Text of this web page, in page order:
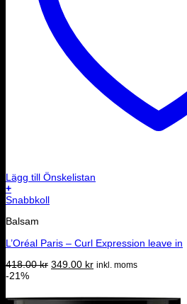
Lägg till Önskelistan
+
Snabbkoll
Balsam
L’Oréal Paris – Curl Expression leave in
418.00kr Det
var:
349.00 krDet
är:
inkl. moms
-21%